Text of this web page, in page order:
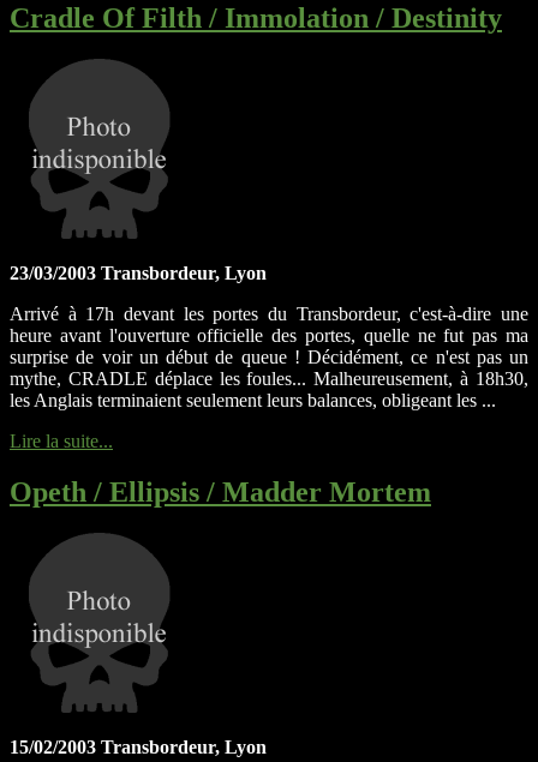
Cradle Of Filth / Immolation / Destinity
23/03/2003 Transbordeur, Lyon
Arrivé à 17h devant les portes du Transbordeur, c'est-à-dire une
heure avant l'ouverture officielle des portes, quelle ne fut pas ma
surprise de voir un début de queue ! Décidément, ce n'est pas un
mythe, CRADLE déplace les foules... Malheureusement, à 18h30,
les Anglais terminaient seulement leurs balances, obligeant les ...
Lire la suite...
Opeth / Ellipsis / Madder Mortem
15/02/2003 Transbordeur, Lyon